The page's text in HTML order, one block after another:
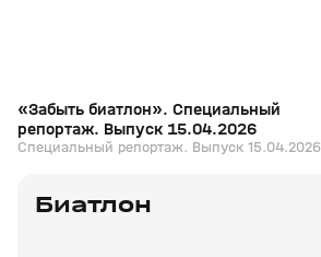
«Забыть биатлон». Специальный
репортаж. Выпуск 15.04.2026
Специальный репортаж. Выпуск 15.04.2026
Биатлон